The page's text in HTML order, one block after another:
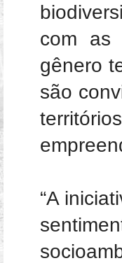
com as
gênero
são
“A